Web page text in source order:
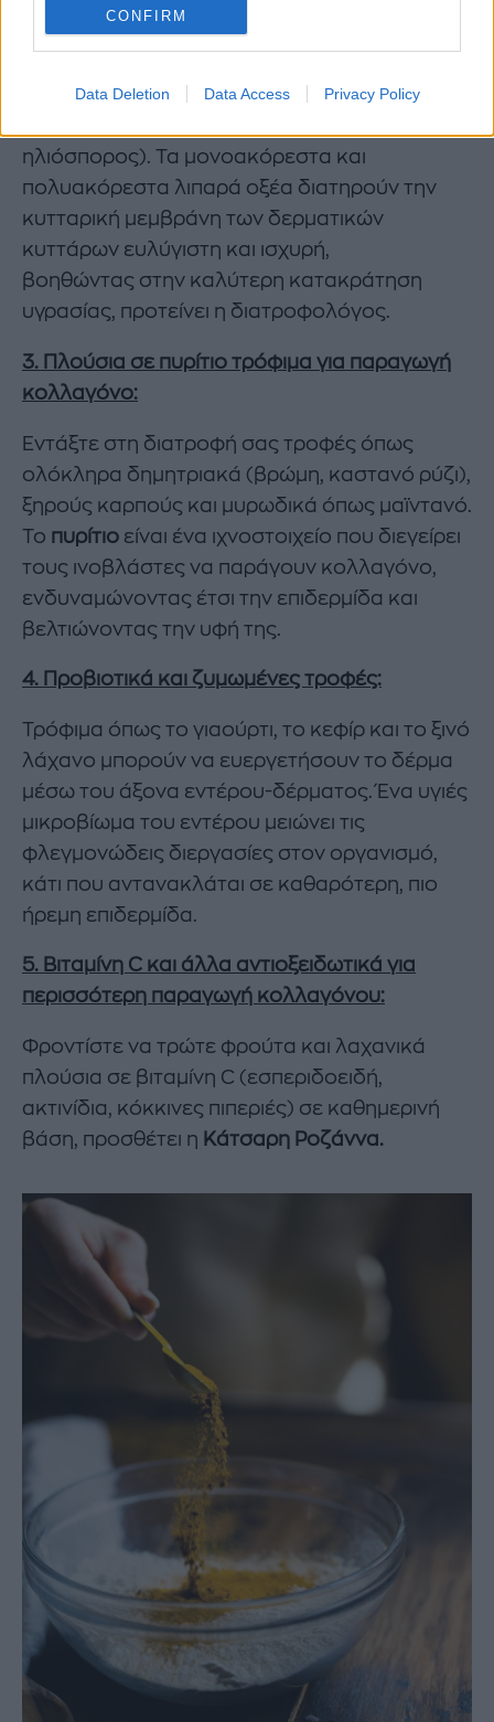
CONFIRM
Data Deletion Data Access Privacy Policy
Ενσωματώστε στη διατροφή σας καλές πηγές
το αβοκάντο, οι ξηροί καρποί (αμύγδαλα,
ηλιόσπορος). Τα μονοακόρεστα και
πολυακόρεστα λιπαρά οξέα διατηρούν την
κυτταρική μεμβράνη των δερματικών
κυττάρων ευλύγιστη και ισχυρή,
βοηθώντας στην καλύτερη κατακράτηση
υγρασίας, προτείνει η διατροφολόγος.
3. Πλούσια σε πυρίτιο τρόφιμα για παραγωγή
κολλαγόνο:
Εντάξτε στη διατροφή σας τροφές όπως
ολόκληρα δημητριακά (βρώμη, καστανό ρύζι),
ξηρούς καρπούς και μυρωδικά όπως μαϊντανό.
Το πυρίτιο είναι ένα ιχνοστοιχείο που διεγείρει
τους ινοβλάστες να παράγουν κολλαγόνο,
ενδυναμώνοντας έτσι την επιδερμίδα και
βελτιώνοντας την υφή της​.
4. Προβιοτικά και ζυμωμένες τροφές:
Τρόφιμα όπως το γιαούρτι, το κεφίρ και το ξινό
λάχανο μπορούν να ευεργετήσουν το δέρμα
μέσω του άξονα εντέρου-δέρματος. Ένα υγιές
μικροβίωμα του εντέρου μειώνει τις
φλεγμονώδεις διεργασίες στον οργανισμό,
κάτι που αντανακλάται σε καθαρότερη, πιο
ήρεμη επιδερμίδα.
5. Βιταμίνη C και άλλα αντιοξειδωτικά για
περισσότερη παραγωγή κολλαγόνου:
Φροντίστε να τρώτε φρούτα και λαχανικά
πλούσια σε βιταμίνη C (εσπεριδοειδή,
ακτινίδια, κόκκινες πιπεριές) σε καθημερινή
βάση, προσθέτει η Κάτσαρη Ροζάννα.